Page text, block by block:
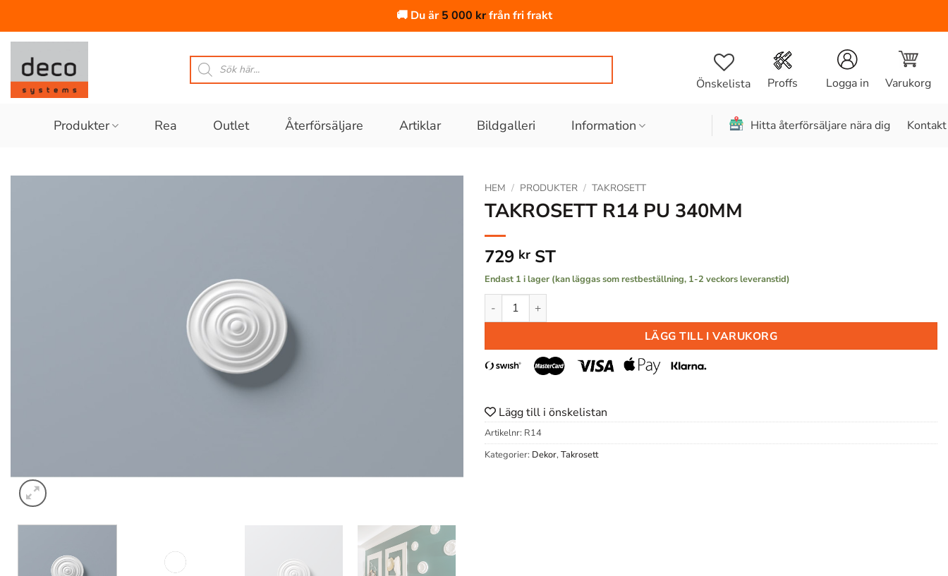
🚚 Du är5 000 krfrån fri frakt
Skip
content
Produktsökning
Önskelista Proffs Logga in Varukorg
Produkter Rea Outlet Återförsäljare Artiklar Bildgalleri Information Hitta återförsäljare nära dig Kontakt
HEM / PRODUKTER / TAKROSETT
TAKROSETT R14 PU 340MM
729 kr ST
Endast 1 i lager (kan läggas som restbeställning, 1-2 veckors leveranstid)
TAKROSETT R14 PU 340MM mängd
LÄGG TILL I VARUKORG
Lägg till i önskelistan
Artikelnr: R14
Kategorier: Dekor, Takrosett